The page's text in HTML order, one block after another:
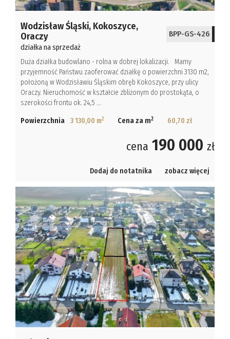
Wodzisław Śląski, Kokoszyce,
Oraczy
działka na sprzedaż
BPP-GS-426
Duża działka budowlano - rolna w dobrej lokalizacji. Mamy
przyjemność Państwu zaoferować działkę o powierzchni 3130 m2,
położoną w Wodzisławiu Śląskim obręb Kokoszyce, przy ulicy
Oraczy. Nieruchomość w kształcie zbliżonym do prostokąta, o
szerokości frontu ok. 24,5 ...
Powierzchnia 3 130,00 m2 Cena za m2 60,70 zł
cena 190 000 zł
Dodaj do notatnika zobacz więcej